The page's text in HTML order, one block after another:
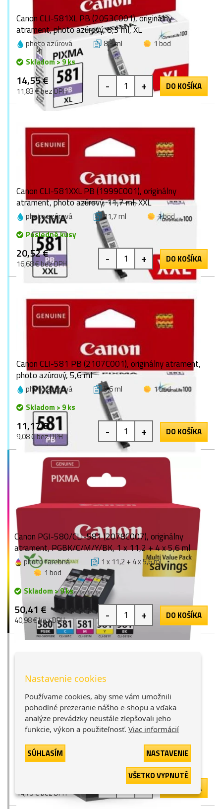
Canon CLI-581XL PB (2053C001), originálny
atrament, photo azúrový, 8,3 ml, XL
photo azúrová 8,3 ml
1 bod
Skladom > 9 ks
14,55 €
11,83 € bez DPH - + DO KOŠÍKA
Canon CLI-581XXL PB (1999C001), originálny
atrament, photo azúrový, 11,7 ml, XXL
photo azúrová 11,7 ml
1 bod
Posledné kusy
20,52 €
16,68 € bez DPH - + DO KOŠÍKA
Canon CLI-581 PB (2107C001), originálny atrament,
photo azúrový, 5,6 ml
photo azúrová 5,6 ml
1 bod
Skladom > 9 ks
11,17 €
9,08 € bez DPH - + DO KOŠÍKA
Canon PGI-580/CLI-581 (2078C007), originálny
atrament, PGBK/C/M/Y/BK, 1 x 11,2 + 4 x 5,6 ml
photo farebná
1 x 11,2 + 4 x 5,6 ml
1 bod
Skladom > 9 ks
50,41 €
40,98 € bez DPH - + DO KOŠÍKA
Canon PGI-580XXL PGBK (1970C001), TOREX®
atrament, čierny, 25,7ml, XXL
čierna
29 bodov
Skladom > 9 ks
14,75 € bez DPH + DO KOŠÍKA
Nastavenie cookies
Používame cookies, aby sme vám umožnili
pohodlné prezeranie nášho e-shopu a vďaka
analýze prevádzky neustále zlepšovali jeho
funkcie, výkon a použiteľnosť. Viac informácií
SÚHLASÍM
NASTAVENIE
VŠETKO VYPNUTÉ